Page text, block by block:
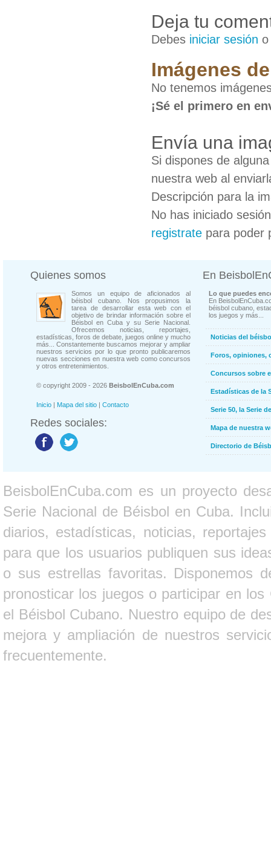
Deja tu
Debes iniciar sesión
Imágenes
No tenemos
¡Sé el primero en
Envía una
Si dispones de
nuestra web al
Descripción para la
No has iniciado
registrate para poder
Quienes somos
Somos un equipo de aficionados al
béisbol cubano. Nos propusimos la
tarea de desarrollar esta web con el
objetivo de brindar información sobre el
Béisbol en Cuba y su Serie Nacional.
Ofrecemos noticias, reportajes,
estadísticas, foros de debate, juegos online y mucho
más... Constantemente buscamos mejorar y ampliar
nuestros servicios por lo que pronto publicaremos
nuevas secciones en nuestra web como concursos
y otros entretenimientos.
© copyright 2009 - 2026 BeisbolEnCuba.com
Inicio | Mapa del sitio | Contacto
Redes sociales:
En
Lo que puedes
En
béisbol cubano,
los juegos y más...
Noticias del
Foros, opiniones,
Concursos sobre
Estadísticas de la
Serie 50, la Serie
Mapa de nuestra
Directorio de
BeisbolEnCuba.com es un proyecto
Serie Nacional de Béisbol en Cuba.
diarios, estadísticas, noticias,
para que los usuarios publiquen sus
o sus estrellas favoritas. Disponemos
pronosticar los juegos o participar en
el Béisbol Cubano. Nuestro equipo de
mejora y ampliación de nuestros
frecuentemente.